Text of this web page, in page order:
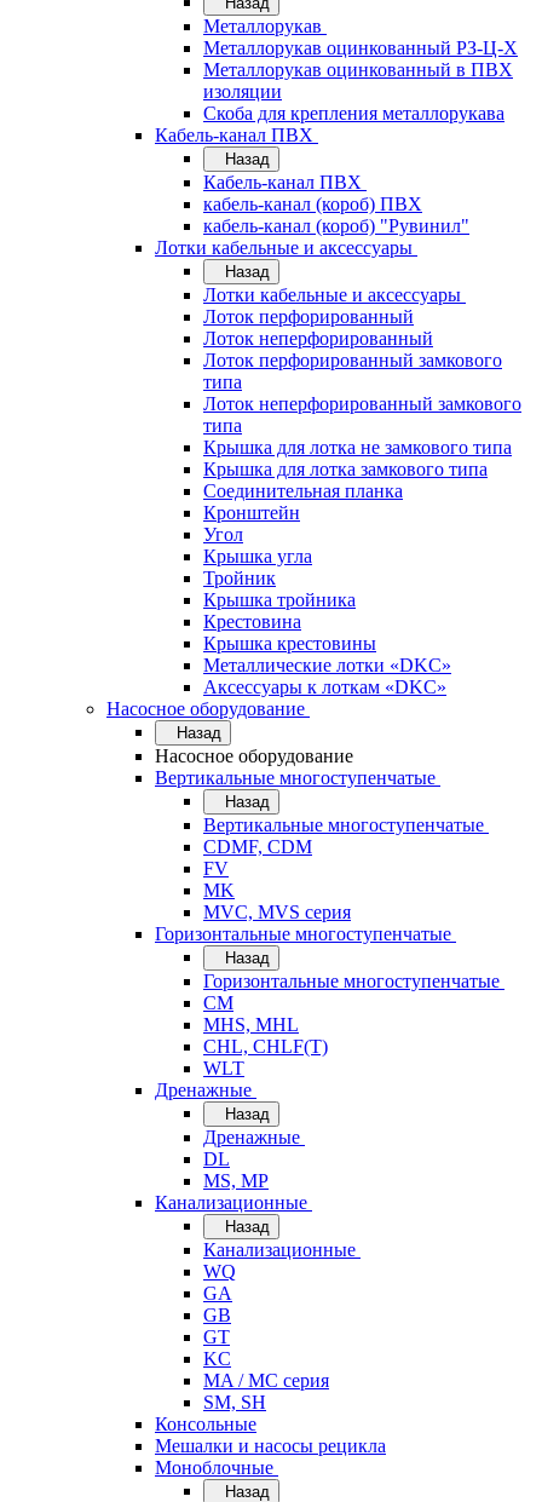
Металлорукав
Металлорукав оцинкованный РЗ-Ц-Х
Металлорукав оцинкованный в ПВХ
изоляции
Скоба для крепления металлорукава
Кабель-канал ПВХ
Назад
Кабель-канал ПВХ
кабель-канал (короб) ПВХ
кабель-канал (короб) "Рувинил"
Лотки кабельные и аксессуары
Назад
Лотки кабельные и аксессуары
Лоток перфорированный
Лоток неперфорированный
Лоток перфорированный замкового
типа
Лоток неперфорированный замкового
типа
Крышка для лотка не замкового типа
Крышка для лотка замкового типа
Соединительная планка
Кронштейн
Угол
Крышка угла
Тройник
Крышка тройника
Крестовина
Крышка крестовины
Металлические лотки «DKC»
Аксессуары к лоткам «DKC»
Насосное оборудование
Назад
Насосное оборудование
Вертикальные многоступенчатые
Назад
Вертикальные многоступенчатые
CDMF, CDM
FV
MK
MVC, MVS серия
Горизонтальные многоступенчатые
Назад
Горизонтальные многоступенчатые
CM
MHS, MHL
CHL, CHLF(T)
WLT
Дренажные
Назад
Дренажные
DL
MS, MP
Канализационные
Назад
Канализационные
WQ
GA
GB
GT
KC
MA / MC серия
SM, SH
Консольные
Мешалки и насосы рецикла
Моноблочные
Назад